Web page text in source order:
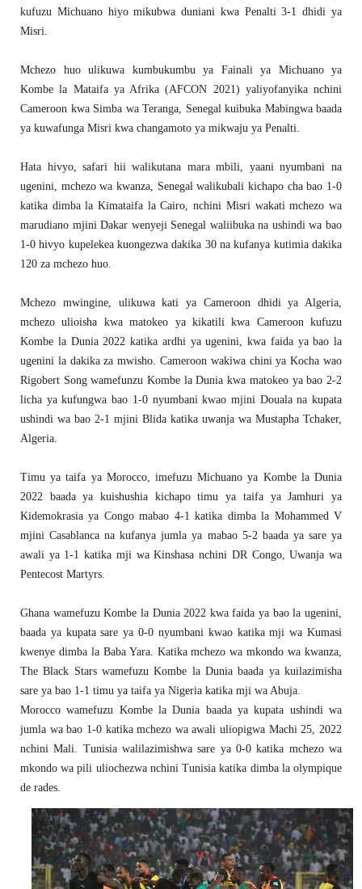
kufuzu Michuano hiyo mikubwa duniani kwa Penalti 3-1 dhidi ya
Misri.
Mchezo huo ulikuwa kumbukumbu ya Fainali ya Michuano ya
Kombe la Mataifa ya Afrika (AFCON 2021) yaliyofanyika nchini
Cameroon kwa Simba wa Teranga, Senegal kuibuka Mabingwa baada
ya kuwafunga Misri kwa changamoto ya mikwaju ya Penalti.
Hata hivyo, safari hii walikutana mara mbili, yaani nyumbani na
ugenini, mchezo wa kwanza, Senegal walikubali kichapo cha bao 1-0
katika dimba la Kimataifa la Cairo, nchini Misri wakati mchezo wa
marudiano mjini Dakar wenyeji Senegal waliibuka na ushindi wa bao
1-0 hivyo kupelekea kuongezwa dakika 30 na kufanya kutimia dakika
120 za mchezo huo.
Mchezo mwingine, ulikuwa kati ya Cameroon dhidi ya Algeria,
mchezo ulioisha kwa matokeo ya kikatili kwa Cameroon kufuzu
Kombe la Dunia 2022 katika ardhi ya ugenini, kwa faida ya bao la
ugenini la dakika za mwisho. Cameroon wakiwa chini ya Kocha wao
Rigobert Song wamefunzu Kombe la Dunia kwa matokeo ya bao 2-2
licha ya kufungwa bao 1-0 nyumbani kwao mjini Douala na kupata
ushindi wa bao 2-1 mjini Blida katika uwanja wa Mustapha Tchaker,
Algeria.
Timu ya taifa ya Morocco, imefuzu Michuano ya Kombe la Dunia
2022 baada ya kuishushia kichapo timu ya taifa ya Jamhuri ya
Kidemokrasia ya Congo mabao 4-1 katika dimba la Mohammed V
mjini Casablanca na kufanya jumla ya mabao 5-2 baada ya sare ya
awali ya 1-1 katika mji wa Kinshasa nchini DR Congo, Uwanja wa
Pentecost Martyrs.
Ghana wamefuzu Kombe la Dunia 2022 kwa faida ya bao la ugenini,
baada ya kupata sare ya 0-0 nyumbani kwao katika mji wa Kumasi
kwenye dimba la Baba Yara. Katika mchezo wa mkondo wa kwanza,
The Black Stars wamefuzu Kombe la Dunia baada ya kuilazimisha
sare ya bao 1-1 timu ya taifa ya Nigeria katika mji wa Abuja.
Morocco wamefuzu Kombe la Dunia baada ya kupata ushindi wa
jumla wa bao 1-0 katika mchezo wa awali uliopigwa Machi 25, 2022
nchini Mali. Tunisia walilazimishwa sare ya 0-0 katika mchezo wa
mkondo wa pili uliochezwa nchini Tunisia katika dimba la olympique
de rades.